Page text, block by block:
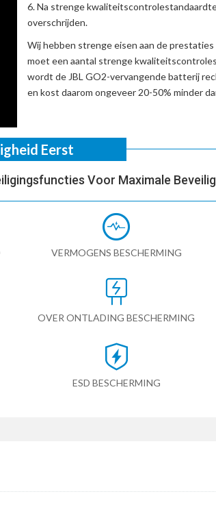
Na strenge
overschrijden.
Wij hebben strenge eisen aan de
moet een aantal strenge
wordt de JBL GO2-vervangende batterij
en kost daarom ongeveer 20-50% minder
Eerst
Voor Maximale
VERMOGENS BESCHERMING
OVER ONTLADING BESCHERMING
ESD BESCHERMING